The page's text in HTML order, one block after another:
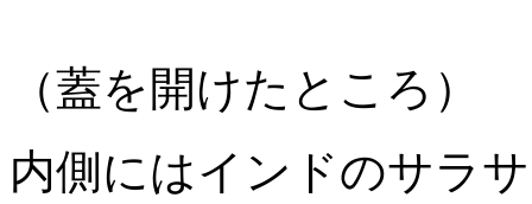
（蓋を開けたところ）
内側にはインドのサラ